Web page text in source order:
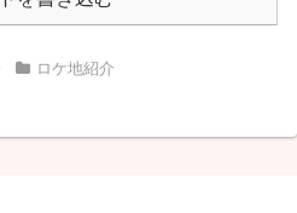
ロケ地紹介